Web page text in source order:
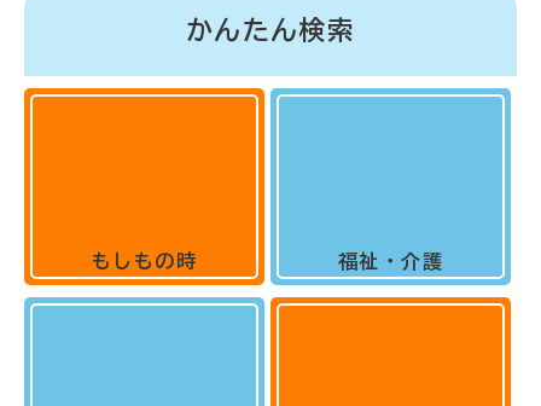
かんたん検索
もしもの時 福祉・介護